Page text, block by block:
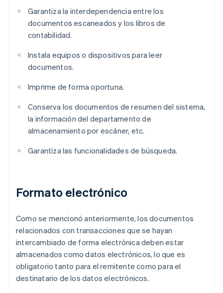
Garantiza la interdependencia entre los
documentos escaneados y los libros de
contabilidad.
Instala equipos o dispositivos para leer
documentos.
Imprime de forma oportuna.
Conserva los documentos de resumen del sistema,
la información del departamento de
almacenamiento por escáner, etc.
Garantiza las funcionalidades de búsqueda.
Formato electrónico
Como se mencionó anteriormente, los documentos
relacionados con transacciones que se hayan
intercambiado de forma electrónica deben estar
almacenados como datos electrónicos, lo que es
obligatorio tanto para el remitente como para el
destinatario de los datos electrónicos.